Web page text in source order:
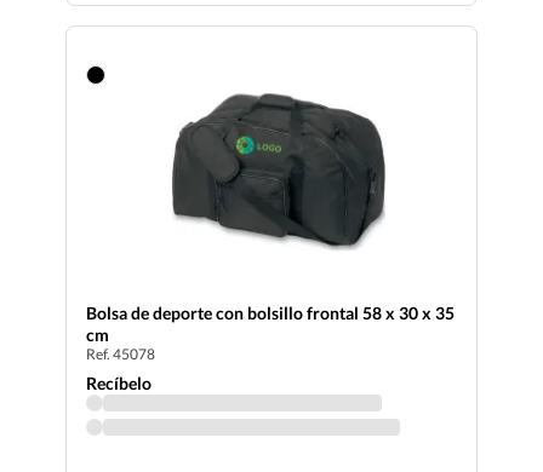
Bolsa de deporte con bolsillo frontal 58 x 30 x 35
cm
Ref. 45078
Recíbelo